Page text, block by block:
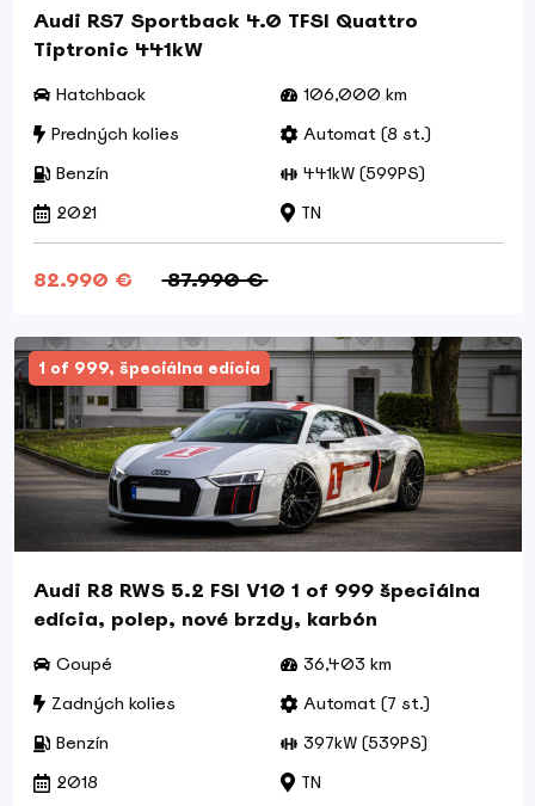
Audi RS7 Sportback 4.0 TFSI Quattro
Tiptronic 441kW
Hatchback
106,000 km
Predných kolies
Automat (8 st.)
Benzín
441kW (599PS)
2021
TN
82.990 € 87.990 €
1 of 999, špeciálna edícia
Audi R8 RWS 5.2 FSI V10 1 of 999 špeciálna
edícia, polep, nové brzdy, karbón
Coupé
36,403 km
Zadných kolies
Automat (7 st.)
Benzín
397kW (539PS)
2018
TN